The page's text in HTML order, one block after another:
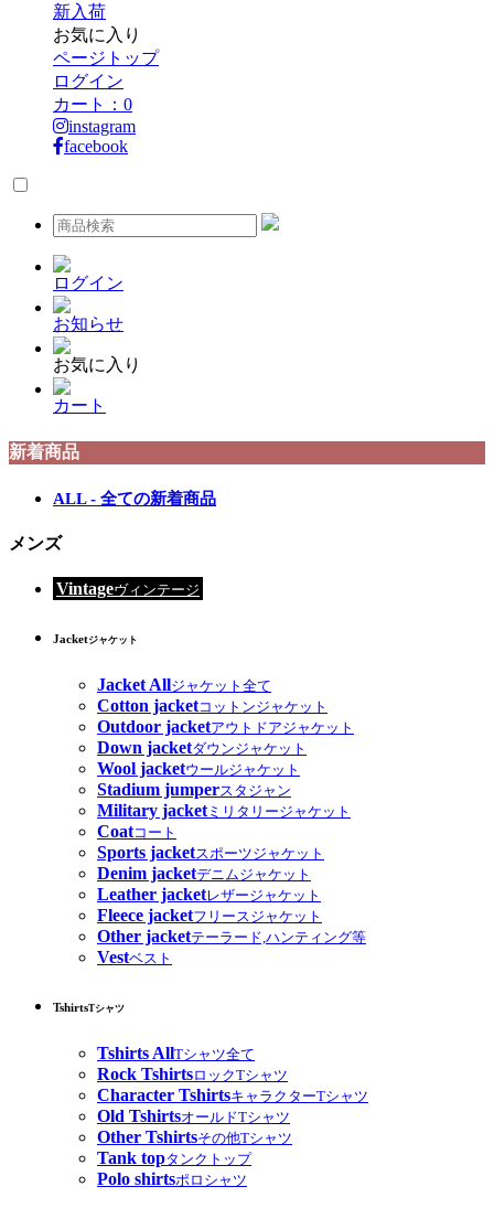
新入荷
お気に入り
ページトップ
ログイン
カート： 0
instagram
facebook
ログイン
お知らせ
お気に入り
カート
新着商品
ALL - 全ての新着商品
メンズ
Vintageヴィンテージ
Jacketジャケット
Jacket Allジャケット全て
Cotton jacketコットンジャケット
Outdoor jacketアウトドアジャケット
Down jacketダウンジャケット
Wool jacketウールジャケット
Stadium jumperスタジャン
Military jacketミリタリージャケット
Coatコート
Sports jacketスポーツジャケット
Denim jacketデニムジャケット
Leather jacketレザージャケット
Fleece jacketフリースジャケット
Other jacketテーラード,ハンティング等
Vestベスト
TshirtsTシャツ
Tshirts AllTシャツ全て
Rock TshirtsロックTシャツ
Character TshirtsキャラクターTシャツ
Old TshirtsオールドTシャツ
Other Tshirtsその他Tシャツ
Tank topタンクトップ
Polo shirtsポロシャツ